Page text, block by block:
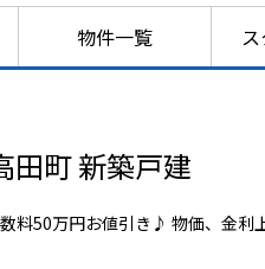
物件一覧
田町 新築戸建
50万円お値引き♪ 物価、金利